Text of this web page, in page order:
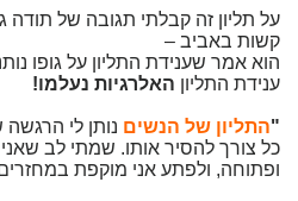
על תליון זה קבלתי תגובה של
קשות באביב –
הוא אמר שענידת התליון על גופו
ענידת התליון האלרגיות נעלמו!
"התליון של הנשים נותן לי
כל צורך להסיר אותו. שמתי לב
ופתוחה, ולפתע אני מוקפת